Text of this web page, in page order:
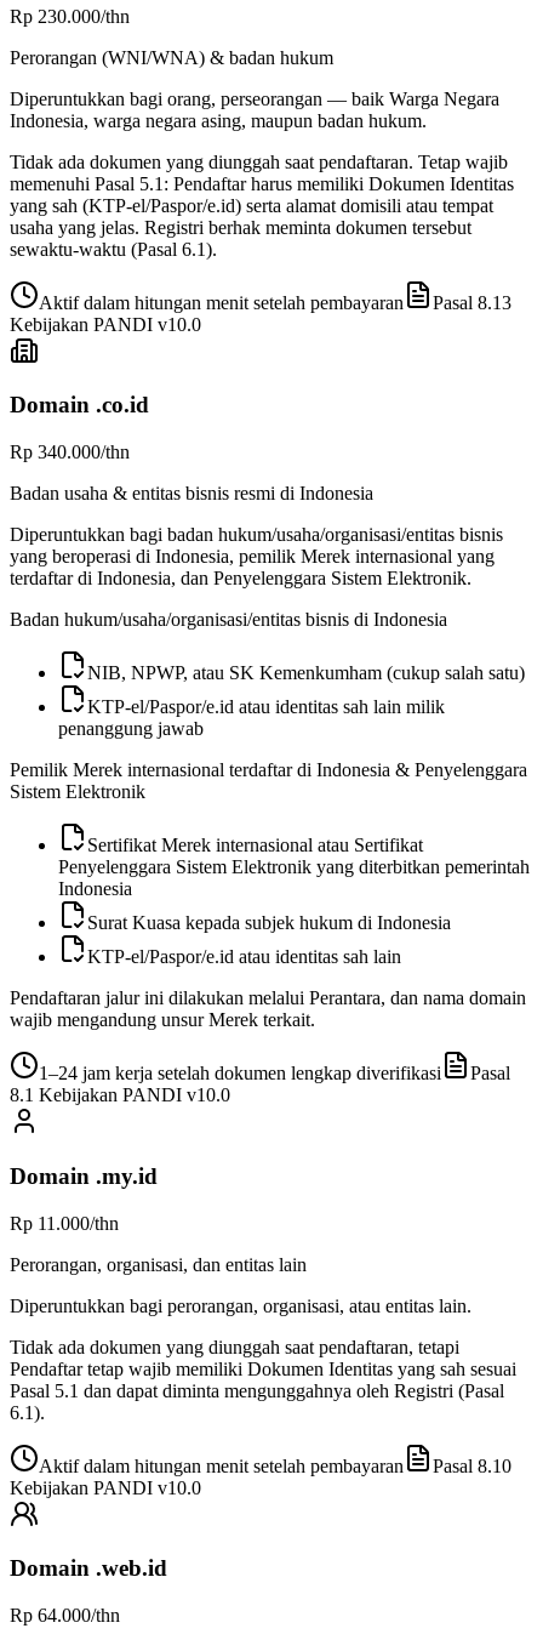
Rp 230.000/thn
Perorangan (WNI/WNA) & badan hukum
Diperuntukkan bagi orang, perseorangan — baik Warga Negara
Indonesia, warga negara asing, maupun badan hukum.
Tidak ada dokumen yang diunggah saat pendaftaran. Tetap wajib
memenuhi Pasal 5.1: Pendaftar harus memiliki Dokumen Identitas
yang sah (KTP-el/Paspor/e.id) serta alamat domisili atau tempat
usaha yang jelas. Registri berhak meminta dokumen tersebut
sewaktu-waktu (Pasal 6.1).
Aktif dalam hitungan menit setelah pembayaran
Pasal 8.13
Kebijakan PANDI v10.0
Domain .co.id
Rp 340.000/thn
Badan usaha & entitas bisnis resmi di Indonesia
Diperuntukkan bagi badan hukum/usaha/organisasi/entitas bisnis
yang beroperasi di Indonesia, pemilik Merek internasional yang
terdaftar di Indonesia, dan Penyelenggara Sistem Elektronik.
Badan hukum/usaha/organisasi/entitas bisnis di Indonesia
NIB, NPWP, atau SK Kemenkumham (cukup salah satu)
KTP-el/Paspor/e.id atau identitas sah lain milik
penanggung jawab
Pemilik Merek internasional terdaftar di Indonesia & Penyelenggara
Sistem Elektronik
Sertifikat Merek internasional atau Sertifikat
Penyelenggara Sistem Elektronik yang diterbitkan pemerintah
Indonesia
Surat Kuasa kepada subjek hukum di Indonesia
KTP-el/Paspor/e.id atau identitas sah lain
Pendaftaran jalur ini dilakukan melalui Perantara, dan nama domain
wajib mengandung unsur Merek terkait.
1–24 jam kerja setelah dokumen lengkap diverifikasi
Pasal
8.1 Kebijakan PANDI v10.0
Domain .my.id
Rp 11.000/thn
Perorangan, organisasi, dan entitas lain
Diperuntukkan bagi perorangan, organisasi, atau entitas lain.
Tidak ada dokumen yang diunggah saat pendaftaran, tetapi
Pendaftar tetap wajib memiliki Dokumen Identitas yang sah sesuai
Pasal 5.1 dan dapat diminta mengunggahnya oleh Registri (Pasal
6.1).
Aktif dalam hitungan menit setelah pembayaran
Pasal 8.10
Kebijakan PANDI v10.0
Domain .web.id
Rp 64.000/thn